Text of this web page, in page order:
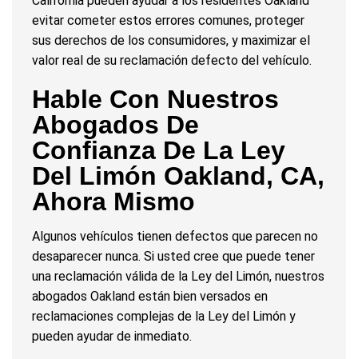
evitar cometer estos errores comunes, proteger
sus derechos de los consumidores, y maximizar el
valor real de su reclamación defecto del vehículo.
Hable Con Nuestros
Abogados De
Confianza De La Ley
Del Limón Oakland, CA,
Ahora Mismo
Algunos vehículos tienen defectos que parecen no
desaparecer nunca. Si usted cree que puede tener
una reclamación válida de la Ley del Limón, nuestros
abogados Oakland están bien versados en
reclamaciones complejas de la Ley del Limón y
pueden ayudar de inmediato.